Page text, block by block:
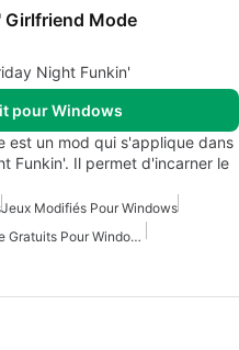
Girlfriend Mode
Night Funkin'
pour Windows
est un mod qui s'applique dans
Funkin'. Il permet d'incarner le
Jeux Modifiés Pour Windows
Jeux De Rythme Gratuits Pour Windows